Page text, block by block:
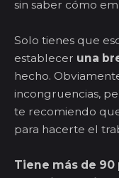
sin saber cómo
Solo tienes que
establecer una
hecho.
incongruencias,
te recomiendo
para hacerte el
Tiene más de